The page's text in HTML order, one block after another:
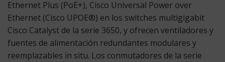
Ethernet Plus (PoE+), Cisco Universal Power over
Ethernet (Cisco UPOE®) en los switches multigigabit
Cisco Catalyst de la serie 3650, y ofrecen ventiladores y
fuentes de alimentación redundantes modulares y
reemplazables in situ. Los conmutadores de la serie